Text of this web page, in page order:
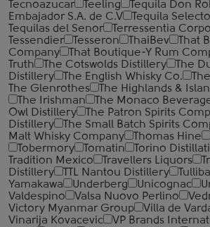
Tecnoazucar
Teeling Tequila Don
Embajador S.A. de C.V
Tequila
Tequilas del Senor
Terressentia
Tessendier
Tesseron ThaiBev
That
Company
That Boutique-Y Rum
Truth
The Cotswolds Distillery
The
Distillery
The English Whisky Co.
The Glenrothes
The Highlands &
The Irishman
The Monaco
Owl Distillery
The Patron Spirits
Distillery
The Small Batch Spirits
Malt Whisky Company
Thomas Hine
Tobermory
Tomatin Torino
Tradition Mexico
Travellers Liquors
Distillery
TTL Nantou Distillery
Yamakawa
Underberg Unicognac
Valdespino
Valsa Nuovo Perlino
Victory Myanmar Group
Villa de
Vinarija Kovacevic
VP Brands